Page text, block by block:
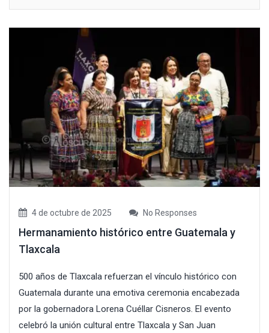
4 de octubre de 2025 No Responses
Hermanamiento histórico entre Guatemala y
Tlaxcala
500 años de Tlaxcala refuerzan el vínculo histórico con
Guatemala durante una emotiva ceremonia encabezada
por la gobernadora Lorena Cuéllar Cisneros. El evento
celebró la unión cultural entre Tlaxcala y San Juan